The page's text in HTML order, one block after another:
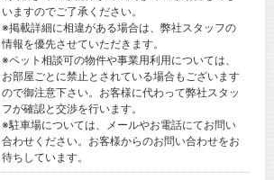
いますのでご了承ください。
※掲載詳細に相違がある場合は、弊社スタッフの
情報を優先させていただきます。
※ペット相談可の物件や事業用利用については、
お部屋ごとに禁止とされている場合もございます
ので御注意下さい。お客様に代わって弊社スタッ
フが確認と交渉を行います。
※駐車場については、メールやお電話にてお問い
合わせください。お客様からのお問い合わせをお
待ちしています。